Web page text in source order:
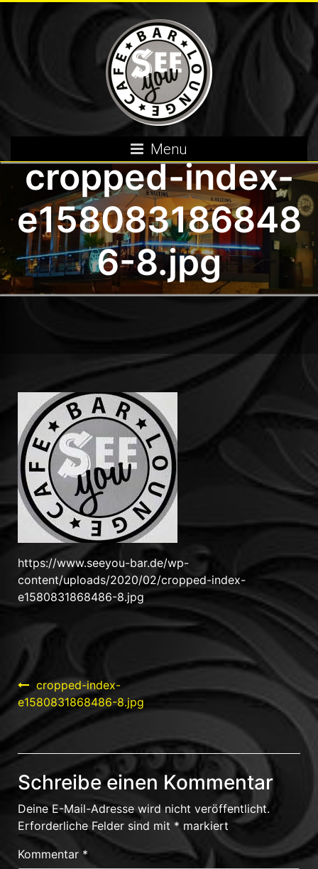
content
Menu
cropped-index-
e158083186848
6-8.jpg
https://www.seeyou-bar.de/wp-
content/uploads/2020/02/cropped-index-
e1580831868486-8.jpg
Beitragsnavigation
cropped-index-
e1580831868486-8.jpg
Schreibe einen Kommentar
Deine E-Mail-Adresse wird nicht veröffentlicht.
Erforderliche Felder sind mit * markiert
Kommentar *